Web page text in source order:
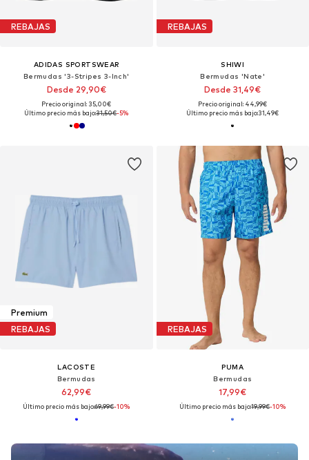
REBAJAS
ADIDAS SPORTSWEAR
Bermudas '3-Stripes 3-Inch'
Desde 29,90€
Precio original: 35,00€
Último precio más bajo:31,50€-5%
REBAJAS
SHIWI
Bermudas 'Nate'
Desde 31,49€
Precio original: 44,99€
Último precio más bajo:31,49€
Premium
REBAJAS
LACOSTE
Bermudas
62,99€
Último precio más bajo:69,99€-10%
REBAJAS
PUMA
Bermudas
17,99€
Último precio más bajo:19,99€-10%